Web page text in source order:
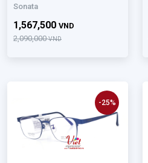
Sonata
2,090,000VND
1,567,500 VND
-25%